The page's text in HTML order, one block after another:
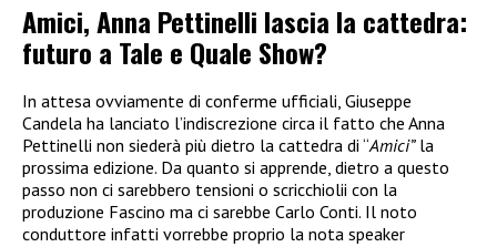
Amici, Anna Pettinelli lascia la cattedra:
futuro a Tale e Quale Show?
In attesa ovviamente di conferme ufficiali, Giuseppe
Candela ha lanciato l’indiscrezione circa il fatto che Anna
Pettinelli non siederà più dietro la cattedra di “Amici”la
prossima edizione. Da quanto si apprende, dietro a questo
passo non ci sarebbero tensioni o scricchiolii con la
produzione Fascino ma ci sarebbe Carlo Conti. Il noto
conduttore infatti vorrebbe proprio la nota speaker